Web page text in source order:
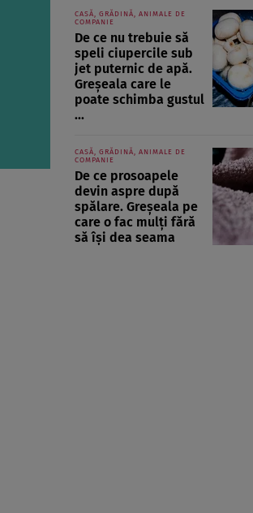
CASĂ, GRĂDINĂ, ANIMALE DE
COMPANIE
De ce nu trebuie să
speli ciupercile sub
jet puternic de apă.
Greșeala care le
poate schimba gustul
...
CASĂ, GRĂDINĂ, ANIMALE DE
COMPANIE
De ce prosoapele
devin aspre după
spălare. Greșeala pe
care o fac mulți fără
să își dea seama